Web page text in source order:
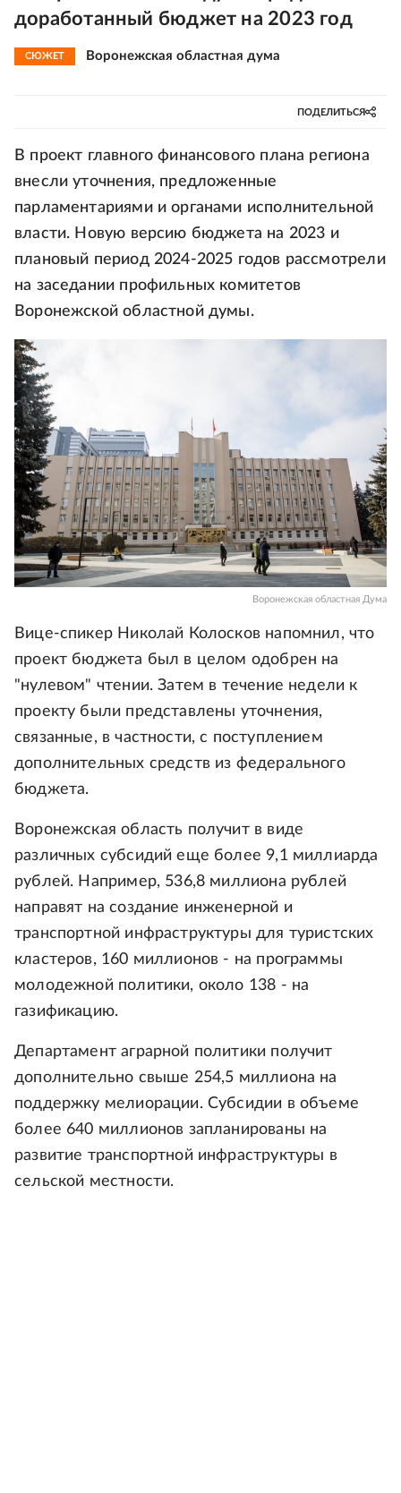
доработанный бюджет на 2023 год
СЮЖЕТ Воронежская областная дума
ПОДЕЛИТЬСЯ
В проект главного финансового плана региона
внесли уточнения, предложенные
парламентариями и органами исполнительной
власти. Новую версию бюджета на 2023 и
плановый период 2024-2025 годов рассмотрели
на заседании профильных комитетов
Воронежской областной думы.
Воронежская областная Дума
Вице-спикер Николай Колосков напомнил, что
проект бюджета был в целом одобрен на
"нулевом" чтении. Затем в течение недели к
проекту были представлены уточнения,
связанные, в частности, с поступлением
дополнительных средств из федерального
бюджета.
Воронежская область получит в виде
различных субсидий еще более 9,1 миллиарда
рублей. Например, 536,8 миллиона рублей
направят на создание инженерной и
транспортной инфраструктуры для туристских
кластеров, 160 миллионов - на программы
молодежной политики, около 138 - на
газификацию.
Департамент аграрной политики получит
дополнительно свыше 254,5 миллиона на
поддержку мелиорации. Субсидии в объеме
более 640 миллионов запланированы на
развитие транспортной инфраструктуры в
сельской местности.